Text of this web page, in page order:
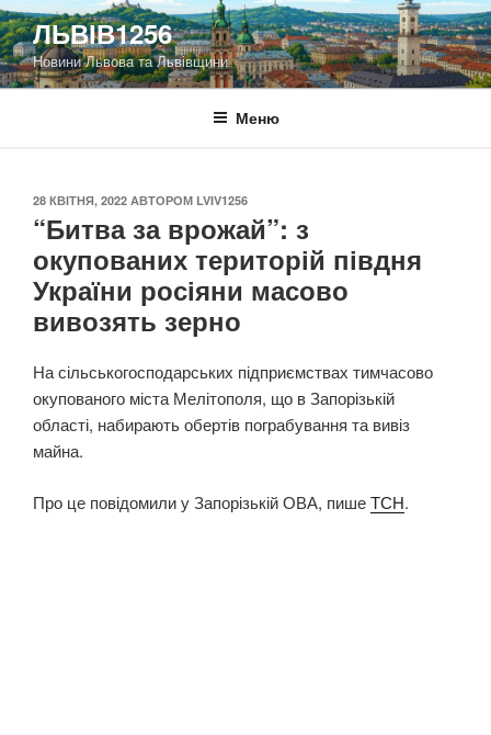
Перейти
до
вмісту
ЛЬВІВ1256
Новини Львова та Львівщини
Меню
ОПУБЛІКОВАНО
28 КВІТНЯ, 2022 АВТОРОМ LVIV1256
“Битва за врожай”: з
окупованих територій півдня
України росіяни масово
вивозять зерно
На сільськогосподарських підприємствах тимчасово
окупованого міста Мелітополя, що в Запорізькій
області, набирають обертів пограбування та вивіз
майна.
Про це повідомили у Запорізькій ОВА, пишеТСН.